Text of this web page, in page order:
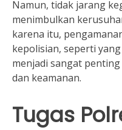
Namun, tidak jarang
menimbulkan
karena itu,
kepolisian, seperti
menjadi sangat
dan keamanan.
Tugas